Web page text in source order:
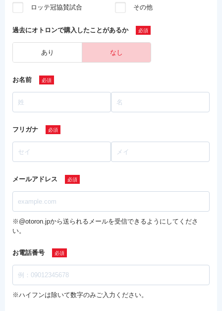
ロッテ冠協賛試合
その他
過去にオトロンで購入したことがあるか
あり なし
お名前
フリガナ
メールアドレス
※@otoron.jpから送られるメールを受信できるようにしてくださ
い。
お電話番号
※ハイフンは除いて数字のみご入力ください。